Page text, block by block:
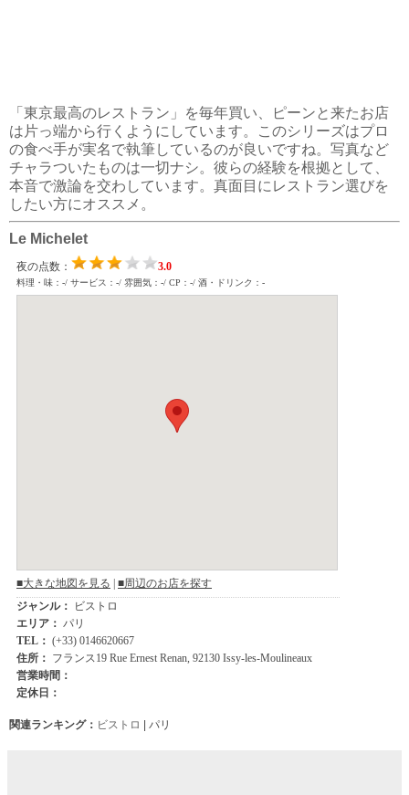
「東京最高のレストラン」を毎年買い、ピーンと来たお店
は片っ端から行くようにしています。このシリーズはプロ
の食べ手が実名で執筆しているのが良いですね。写真など
チャラついたものは一切ナシ。彼らの経験を根拠として、
本音で激論を交わしています。真面目にレストラン選びを
したい方にオススメ。
Le Michelet
関連ランキング： ビストロ | パリ